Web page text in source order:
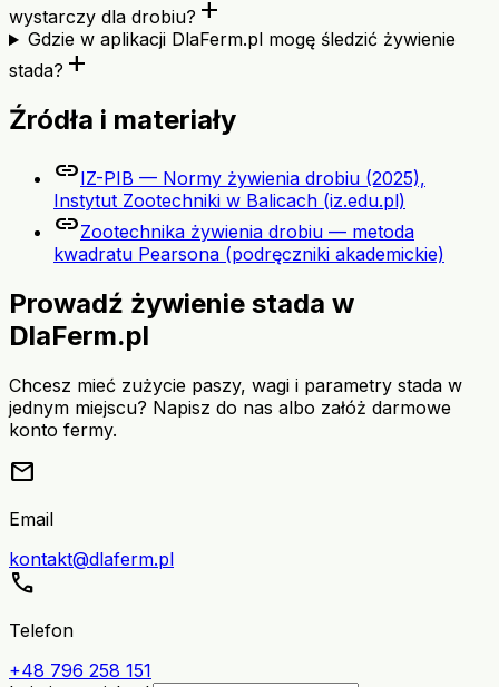
wystarczy dla drobiu? add
Gdzie w aplikacji DlaFerm.pl mogę śledzić żywienie
stada? add
Źródła i materiały
linkIZ-PIB — Normy żywienia drobiu (2025),
Instytut Zootechniki w Balicach (iz.edu.pl)
linkZootechnika żywienia drobiu — metoda
kwadratu Pearsona (podręczniki akademickie)
Prowadź żywienie stada w
DlaFerm.pl
Chcesz mieć zużycie paszy, wagi i parametry stada w
jednym miejscu? Napisz do nas albo załóż darmowe
konto fermy.
mail
Email
kontakt@dlaferm.pl
call
Telefon
+48 796 258 151